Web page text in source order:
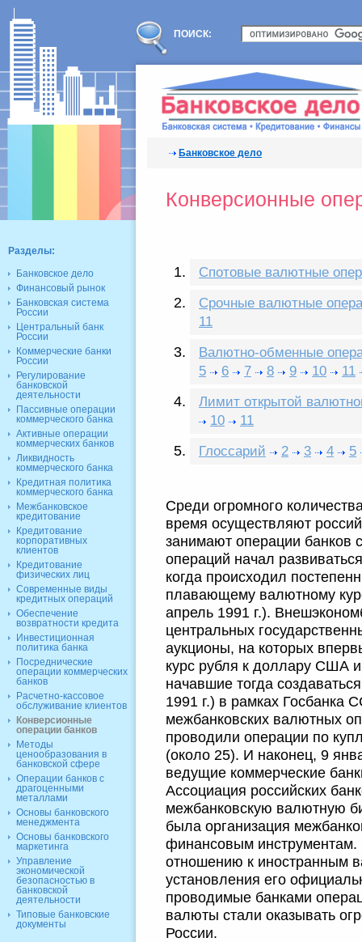
ПОИСК:
Банковское дело
Конверсионные
Спотовые валютные
Срочные валютные
11
Валютно-обменные
5
6 7 8 9 10
11
Лимит открытой
10
11
Глоссарий
2 3 4 5
Среди огромного
время осуществляют
занимают операции банков
операций начал
когда происходил
плавающему валютному
апрель 1991 г.).
центральных
аукционы, на которых
курс рубля к доллару США
начавшие тогда
1991 г.) в рамках Госбанка
межбанковских валютных
проводили операции по
(около 25). И наконец, 9
ведущие коммерческие
Ассоциация российских
межбанковскую валютную
была организация
финансовым
отношению к иностранным
установления его
проводимые банками
валюты стали оказывать
России.
Разделы:
Банковское дело
Финансовый рынок
Банковская система
России
Центральный банк
России
Коммерческие банки
России
Регулирование
банковской
деятельности
Пассивные операции
коммерческого банка
Активные операции
коммерческих банков
Ликвидность
коммерческого банка
Кредитная политика
коммерческого банка
Межбанковское
кредитование
Кредитование
корпоративных
клиентов
Кредитование
физических лиц
Современные виды
кредитных операций
Обеспечение
возвратности кредита
Инвестиционная
политика банка
Посреднические
операции коммерческих
банков
Расчетно-кассовое
обслуживание клиентов
Конверсионные
операции банков
Методы
ценообразования в
банковской сфере
Операции банков с
драгоценными
металлами
Основы банковского
менеджмента
Основы банковского
маркетинга
Управление
экономической
безопасностью в
банковской
деятельности
Типовые банковские
документы